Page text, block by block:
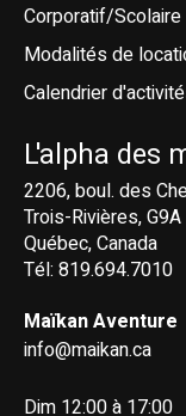
Corporatif/Scolaire
Modalités de
Calendrier
L'alpha des
2206, boul. des
Trois-Rivières, G9A
Québec, Canada
Tél: 819.694.7010
Maïkan Aventure
info@maikan.ca
Dim 12:00 à 17:00